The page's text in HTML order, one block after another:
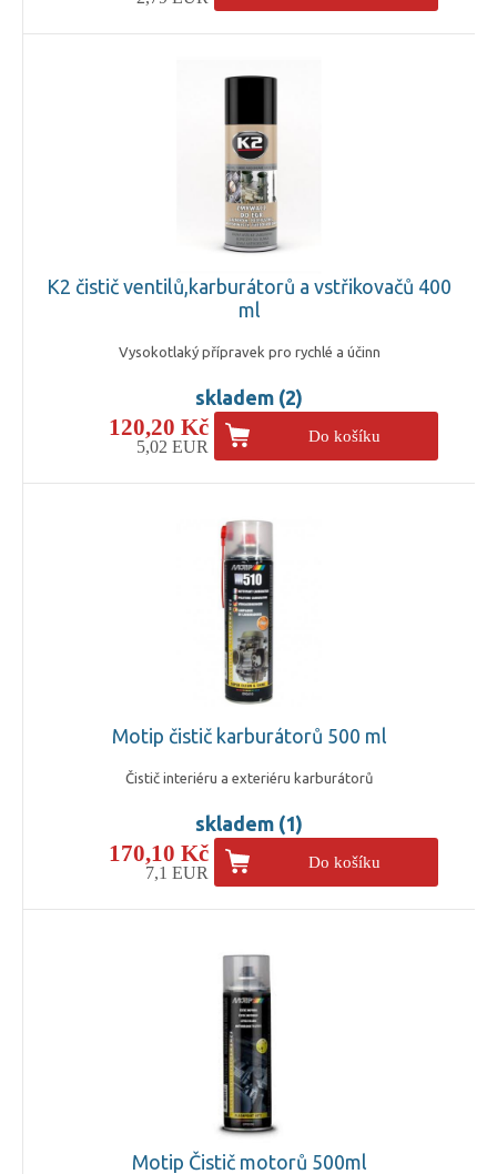
K2 čistič ventilů,karburátorů a vstřikovačů 400
ml
Vysokotlaký přípravek pro rychlé a účinn
skladem (2)
120,20 Kč
5,02 EUR
Do košíku
Motip čistič karburátorů 500 ml
Čistič interiéru a exteriéru karburátorů
skladem (1)
170,10 Kč
7,1 EUR
Do košíku
Motip Čistič motorů 500ml